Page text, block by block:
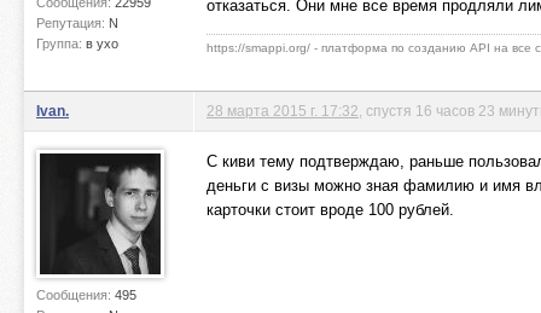
Репутация: N
Группа: в ухо
отказаться. Они мне все время продляли
https://smappi.org/ - платформа по созданию API на все
Ivan.
Сообщения: 495
28 марта 2015 г. 17:32 , спустя 16 часов 23
С киви тему подтверждаю, раньше
деньги с визы можно зная фамилию и имя
карточки стоит вроде 100 рублей.